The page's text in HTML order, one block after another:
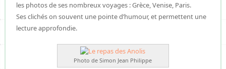
les photos de ses nombreux voyages : Grèce, Venise, Paris.
Ses clichés on souvent une pointe d’humour, et permettent une
lecture approfondie.
Photo de Simon Jean Philippe